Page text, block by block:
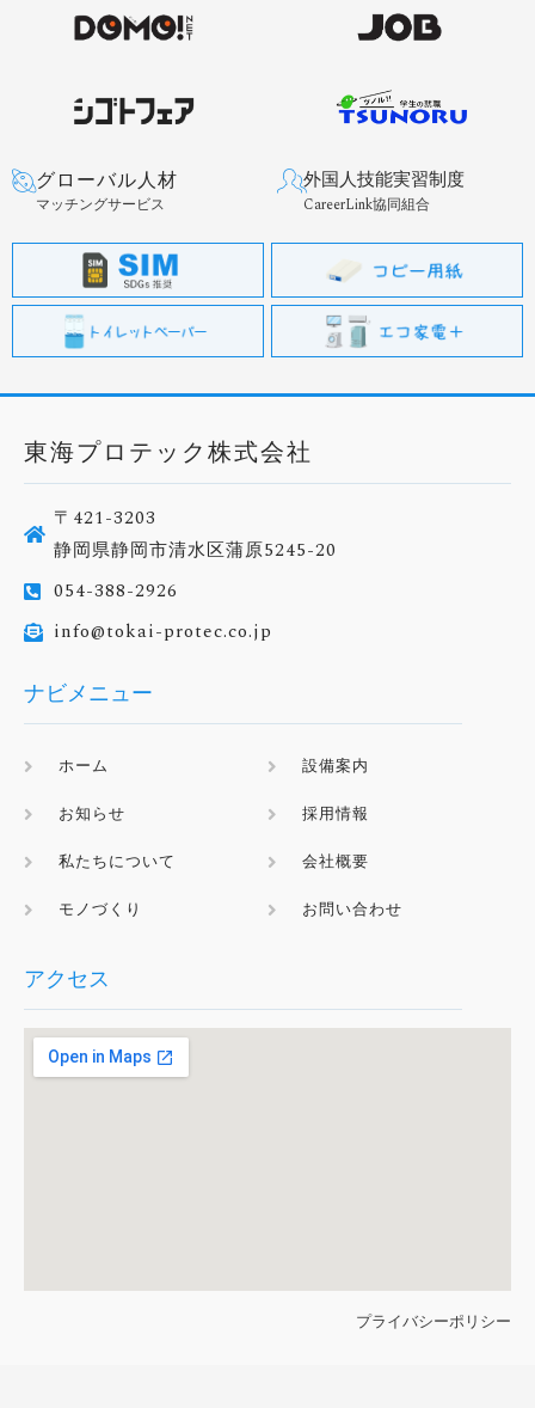
グローバル人材
マッチングサービス
外国人技能実習制度
CareerLink協同組合
東海プロテック株式会社
〒421-3203
静岡県静岡市清水区蒲原5245-20
054-388-2926
info@tokai-protec.co.jp
ナビメニュー
ホーム
お知らせ
私たちについて
モノづくり
設備案内
採用情報
会社概要
お問い合わせ
アクセス
プライバシーポリシー